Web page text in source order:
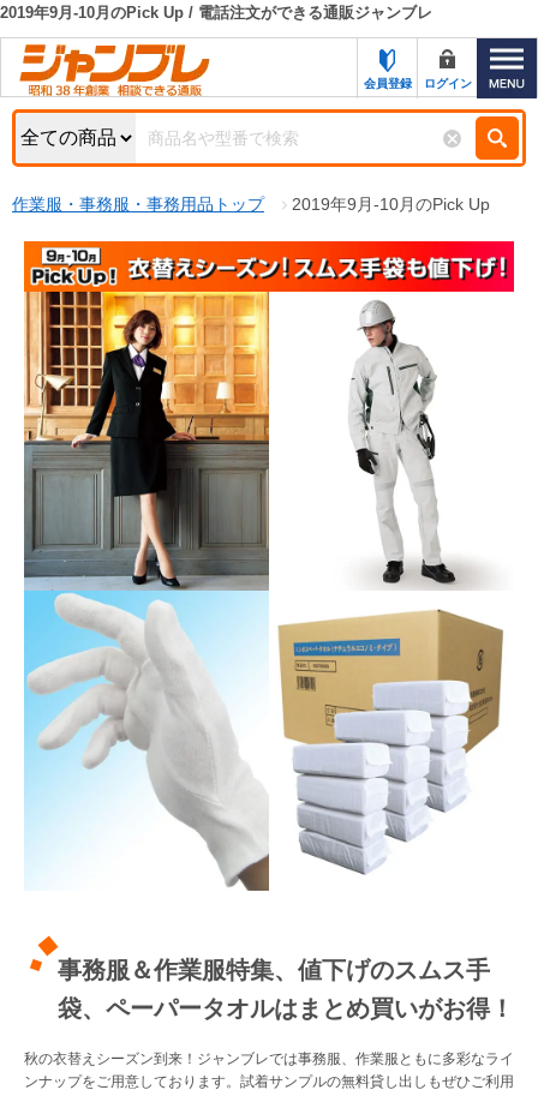
カテゴリー一覧
お知らせ
特集・キャンペーン一覧
初めての方へ
お問い合わせ
サポート＆ヘルプ
FAX注文用紙の印刷
ジャンブレの特長
名入れ刺繍
メーカーカタログ一覧
カタログ請求（無料）
試着サンプル無料貸し出し
デジタルカタログ
（注文番号からご注文）
キーワード検索
商品カテゴリから選ぶ
商品ステータスで絞る
キャンペーン
おすすめ
NEW
売れ筋
販売終了
販売価格(税抜き)で絞る
円から
2019年9月-10月のPick Up / 電話注文ができる通販ジャンブレ
会員登録 ログイン
作業服・事務服・事務用品トップ 2019年9月-10月のPick Up
事務服＆作業服特集、値下げのスムス手
袋、ペーパータオルはまとめ買いがお得！
秋の衣替えシーズン到来！ジャンブレでは事務服、作業服ともに多彩なライ
ンナップをご用意しております。試着サンプルの無料貸し出しもぜひご利用